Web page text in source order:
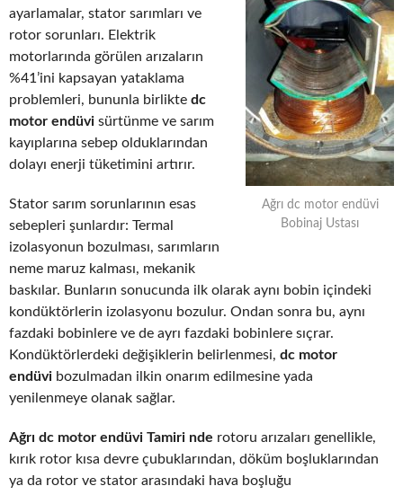
Ağrı dc motor endüvi
Bobinaj Ustası
ayarlamalar, stator sarımları ve
rotor sorunları. Elektrik
motorlarında görülen arızaların
%41’ini kapsayan yataklama
problemleri, bununla birlikte dc
motor endüvi sürtünme ve sarım
kayıplarına sebep olduklarından
dolayı enerji tüketimini artırır.
Stator sarım sorunlarının esas
sebepleri şunlardır: Termal
izolasyonun bozulması, sarımların
neme maruz kalması, mekanik
baskılar. Bunların sonucunda ilk olarak aynı bobin içindeki
kondüktörlerin izolasyonu bozulur. Ondan sonra bu, aynı
fazdaki bobinlere ve de ayrı fazdaki bobinlere sıçrar.
Kondüktörlerdeki değişiklerin belirlenmesi, dc motor
endüvi bozulmadan ilkin onarım edilmesine yada
yenilenmeye olanak sağlar.
Ağrı dc motor endüvi Tamiri nde rotoru arızaları genellikle,
kırık rotor kısa devre çubuklarından, döküm boşluklarından
ya da rotor ve stator arasındaki hava boşluğu